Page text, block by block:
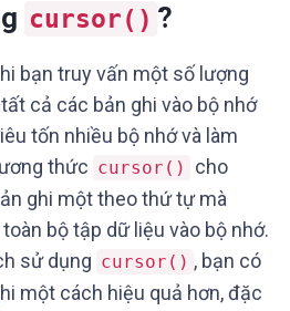
cursor() ?
bạn truy vấn một số lượng
cả các bản ghi vào bộ nhớ
tốn nhiều bộ nhớ và làm
thức cursor()
cho
ghi một theo thứ tự mà
bộ tập dữ liệu vào bộ nhớ.
sử dụng cursor() , bạn có
một cách hiệu quả hơn, đặc